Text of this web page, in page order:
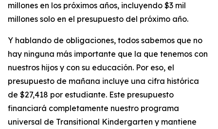
millones en los próximos años, incluyendo $3 mil
millones solo en el presupuesto del próximo año.
Y hablando de obligaciones, todos sabemos que no
hay ninguna más importante que la que tenemos con
nuestros hijos y con su educación. Por eso, el
presupuesto de mañana incluye una cifra histórica
de $27,418 por estudiante. Este presupuesto
financiará completamente nuestro programa
universal de Transitional Kindergarten y mantiene